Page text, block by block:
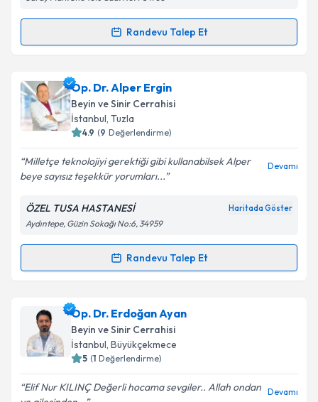
Metni'ni okudum ve kişisel verilerimin belirtilen
kapsamda işlenmesini kabul ediyorum.
Randevu Talep Et
Randevu Takvimi Talebi
Op. Dr. Ertuğrul Pınariçin randevu takvimi talebi
oluşturun. Size bu uzmandan randevu almanız için bir
takvim hazırlandığında e-posta ile bilgilendireceğiz.
Kişisel verilerimin işlenmesine ilişkin
Aydınlatma
Metni'ni okudum ve kişisel verilerimin belirtilen
kapsamda işlenmesini kabul ediyorum.
Op. Dr. Alper Ergin
Beyin ve Sinir Cerrahisi
İstanbul, Tuzla
4.9 (9 Değerlendirme)
Milletçe teknolojiyi gerektiği gibi kullanabilsek Alper
beye sayısız teşekkür yorumları...
Devamı
ÖZEL TUSA HASTANESİ Haritada Göster
Aydıntepe, Güzin Sokağı No:6, 34959
Randevu Talep Et
Randevu Takvimi Talebi
Op. Dr. Alper Erginiçin randevu takvimi talebi
oluşturun. Size bu uzmandan randevu almanız için bir
takvim hazırlandığında e-posta ile bilgilendireceğiz.
Op. Dr. Erdoğan Ayan
Beyin ve Sinir Cerrahisi
İstanbul, Büyükçekmece
5 (1 Değerlendirme)
Elif Nur KILINÇ Değerli hocama sevgiler.. Allah ondan Devamı